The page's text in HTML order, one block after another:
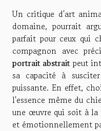
Un critique d'art
domaine, pourrait
parfait pour ceux qui
compagnon avec
portrait abstraitpeut
sa capacité à
puissante. En effet,
l'essence même du
une œuvre qui soit à la
et émotionnellement